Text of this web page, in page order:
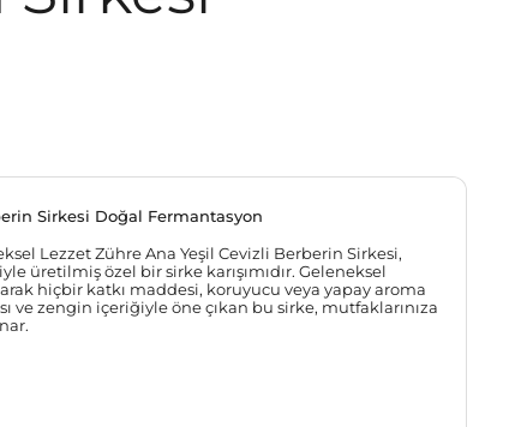
Sirkesi Doğal Fermantasyon
Lezzet Zühre Ana Yeşil Cevizli Berberin Sirkesi,
üretilmiş özel bir sirke karışımıdır. Geleneksel
hiçbir katkı maddesi, koruyucu veya yapay aroma
ve zengin içeriğiyle öne çıkan bu sirke, mutfaklarınıza